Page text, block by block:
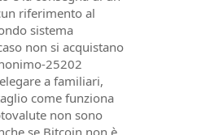
riferimento al
sistema
non si acquistano
25202
a familiari,
come funziona
non sono
se Bitcoin non è